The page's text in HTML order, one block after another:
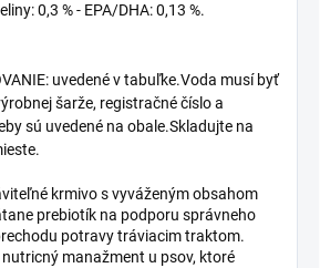
0,3 % - EPA/DHA: 0,13 %.
uvedené v tabuľke.Voda musí byť
šarže, registračné číslo a
sú uvedené na obale.Skladujte na
krmivo s vyváženým obsahom
prebiotík na podporu správneho
potravy tráviacim traktom.
manažment u psov, ktoré